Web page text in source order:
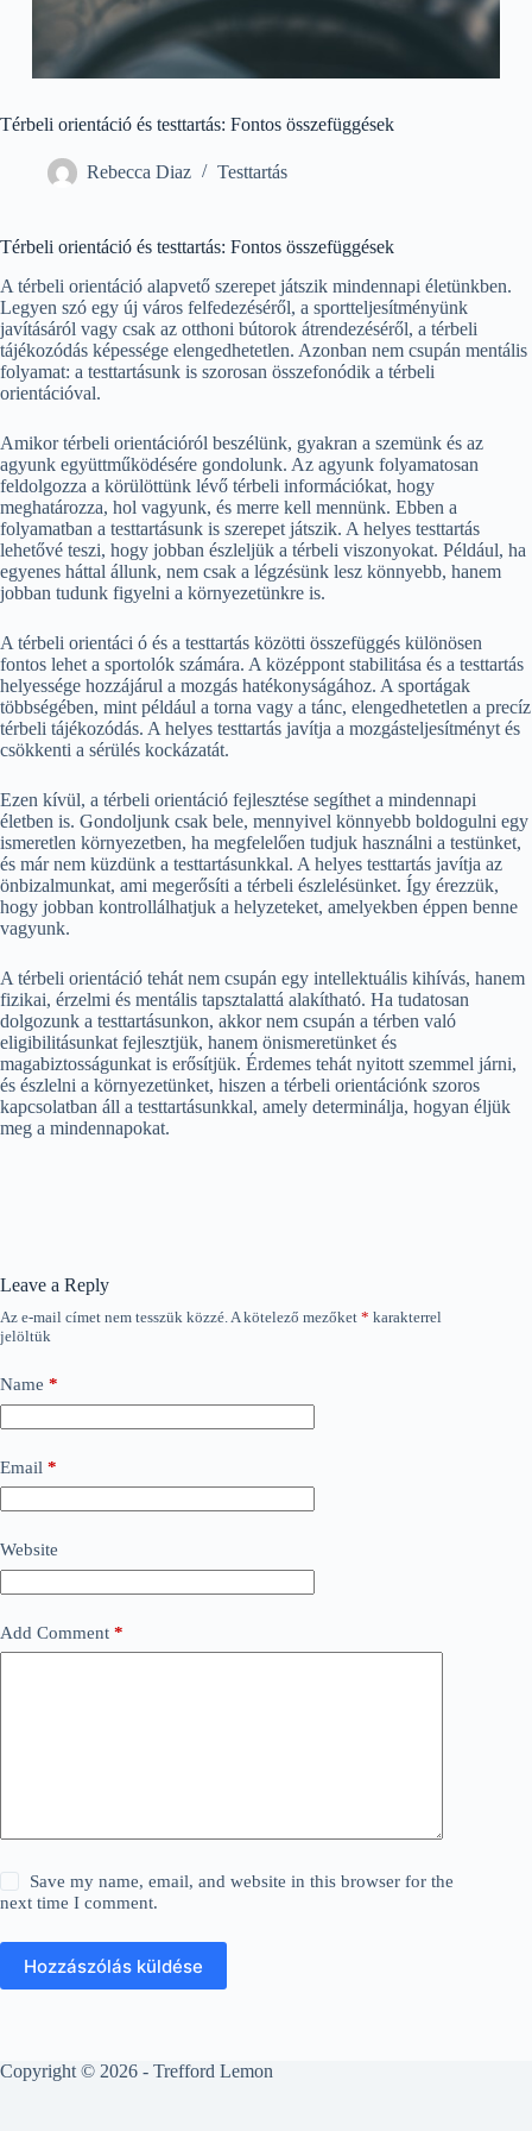
Térbeli orientáció és testtartás: Fontos összefüggések
Rebecca Diaz Testtartás
Térbeli orientáció és testtartás: Fontos összefüggések
A térbeli orientáció alapvető szerepet játszik mindennapi életünkben.
Legyen szó egy új város felfedezéséről, a sportteljesítményünk
javításáról vagy csak az otthoni bútorok átrendezéséről, a térbeli
tájékozódás képessége elengedhetetlen. Azonban nem csupán mentális
folyamat: a testtartásunk is szorosan összefonódik a térbeli
orientációval.
Amikor térbeli orientációról beszélünk, gyakran a szemünk és az
agyunk együttműködésére gondolunk. Az agyunk folyamatosan
feldolgozza a körülöttünk lévő térbeli információkat, hogy
meghatározza, hol vagyunk, és merre kell mennünk. Ebben a
folyamatban a testtartásunk is szerepet játszik. A helyes testtartás
lehetővé teszi, hogy jobban észleljük a térbeli viszonyokat. Például, ha
egyenes háttal állunk, nem csak a légzésünk lesz könnyebb, hanem
jobban tudunk figyelni a környezetünkre is.
A térbeli orientáci ó és a testtartás közötti összefüggés különösen
fontos lehet a sportolók számára. A középpont stabilitása és a testtartás
helyessége hozzájárul a mozgás hatékonyságához. A sportágak
többségében, mint például a torna vagy a tánc, elengedhetetlen a precíz
térbeli tájékozódás. A helyes testtartás javítja a mozgásteljesítményt és
csökkenti a sérülés kockázatát.
Ezen kívül, a térbeli orientáció fejlesztése segíthet a mindennapi
életben is. Gondoljunk csak bele, mennyivel könnyebb boldogulni egy
ismeretlen környezetben, ha megfelelően tudjuk használni a testünket,
és már nem küzdünk a testtartásunkkal. A helyes testtartás javítja az
önbizalmunkat, ami megerősíti a térbeli észlelésünket. Így érezzük,
hogy jobban kontrollálhatjuk a helyzeteket, amelyekben éppen benne
vagyunk.
A térbeli orientáció tehát nem csupán egy intellektuális kihívás, hanem
fizikai, érzelmi és mentális tapsztalattá alakítható. Ha tudatosan
dolgozunk a testtartásunkon, akkor nem csupán a térben való
eligibilitásunkat fejlesztjük, hanem önismeretünket és
magabiztosságunkat is erősítjük. Érdemes tehát nyitott szemmel járni,
és észlelni a környezetünket, hiszen a térbeli orientációnk szoros
kapcsolatban áll a testtartásunkkal, amely determinálja, hogyan éljük
meg a mindennapokat.
Leave a Reply
Az e-mail címet nem tesszük közzé.A kötelező mezőket * karakterrel
jelöltük
Name *
Email *
Website
Add Comment *
Save my name, email, and website in this browser for the
next time I comment.
Hozzászólás küldése
Copyright © 2026 - Trefford Lemon